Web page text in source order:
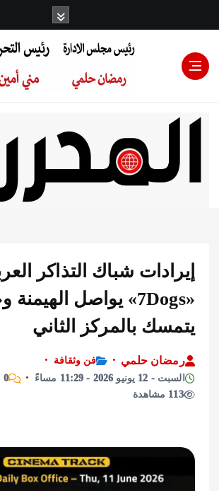
رئيس
الإدارة:
التحرير:مني
شباك التذاكر العربي..
«7Dogs» يواصل الهيمنة و«إذما»
بالمركز الثاني
حلمي
فن وثقافة
0 تعليقات